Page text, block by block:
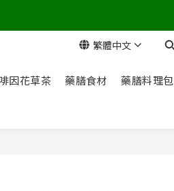
繁體中文
因花草茶 藥膳食材 藥膳料理包